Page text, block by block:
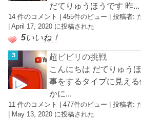
だてりゅうほうです 昨...
14 件のコメント |455件のビュー |投稿者:
|April 17, 2020 に投稿された
5いいね！
超ビビリの挑戦
こんにちは だてりゅう
事をするタイプに見え
かに...
11 件のコメント |477件のビュー |投稿者:
May 13, 2020 に投稿された